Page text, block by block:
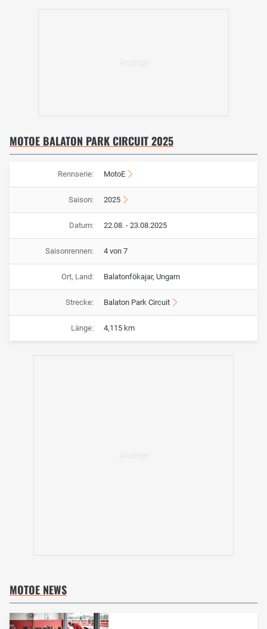
MOTOE BALATON PARK CIRCUIT 2025
Rennserie: MotoE
Saison: 2025
Datum: 22.08. - 23.08.2025
Saisonrennen: 4 von 7
Ort, Land: Balatonfökajar, Ungarn
Strecke: Balaton Park Circuit
Länge: 4,115 km
MOTOE NEWS